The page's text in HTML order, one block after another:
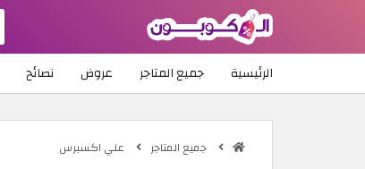
الرئيسية جميع المتاجر عروض نصائح
جميع المتاجر علي اكسبرس